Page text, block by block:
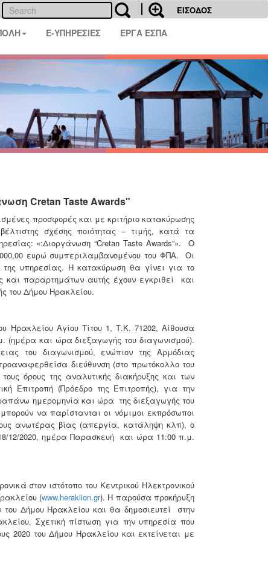
ΕΙΣΟΔΟΣ
E-ΥΠΗΡΕΣΙΕΣ ΕΡΓΑ ΕΣΠΑ
Cretan Taste Awards"
προσφορές και με κριτήριο κατακύρωσης
σχέσης ποιότητας – τιμής, κατά τα
«:Διοργάνωση “Cretan Taste Awards”». Ο
ευρώ συμπεριλαμβανομένου του ΦΠΑ. Οι
υπηρεσίας. Η κατακύρωση θα γίνει για το
και παραρτημάτων αυτής έχουν εγκριθεί και
του Δήμου Ηρακλείου.
Αγίου Τίτου 1, Τ.Κ. 71202, Αίθουσα
και ώρα διεξαγωγής του διαγωνισμού).
του διαγωνισμού, ενώπιον της Αρμόδιας
διεύθυνση (στο πρωτόκολλο του
όρους της αναλυτικής διακήρυξης και των
Επιτροπή (Πρόεδρο της Επιτροπής), για την
ημερομηνία και ώρα της διεξαγωγής του
να παρίστανται οι νόμιμοι εκπρόσωποι
ανωτέρας βίας (απεργία, κατάληψη κλπ), ο
12/2020, ημέρα Παρασκευή και ώρα 11:00 π.μ.
στον ιστότοπο του Κεντρικού Ηλεκτρονικού
(www.heraklion.gr). Η παρούσα προκήρυξη
Δήμου Ηρακλείου και θα δημοσιευτεί στην
Σχετική πίστωση για την υπηρεσία που
2020 του Δήμου Ηρακλείου και εκτείνεται με